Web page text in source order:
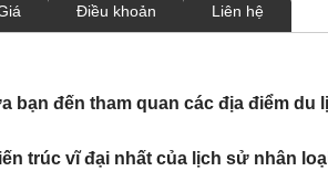
Điều khoản Liên hệ
bạn đến tham quan các địa điểm du
trúc vĩ đại nhất của lịch sử nhân